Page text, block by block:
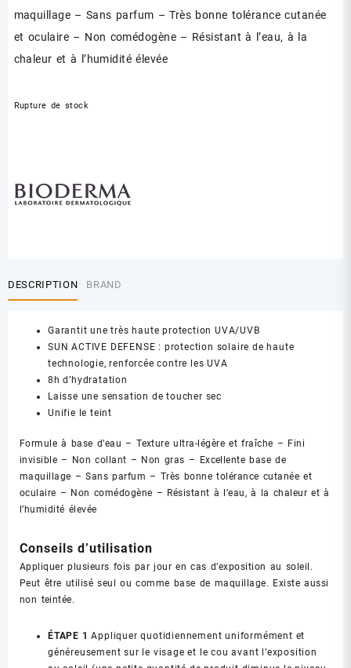
maquillage – Sans parfum – Très bonne tolérance cutanée
et oculaire – Non comédogène – Résistant à l’eau, à la
chaleur et à l’humidité élevée
Rupture de stock
DESCRIPTION BRAND
Garantit une très haute protection UVA/UVB
SUN ACTIVE DEFENSE : protection solaire de haute
technologie, renforcée contre les UVA
8h d’hydratation
Laisse une sensation de toucher sec
Unifie le teint
Formule à base d’eau – Texture ultra-légère et fraîche – Fini
invisible – Non collant – Non gras – Excellente base de
maquillage – Sans parfum – Très bonne tolérance cutanée et
oculaire – Non comédogène – Résistant à l’eau, à la chaleur et à
l’humidité élevée
Conseils d’utilisation
Appliquer plusieurs fois par jour en cas d’exposition au soleil.
Peut être utilisé seul ou comme base de maquillage. Existe aussi
non teintée.
ÉTAPE 1Appliquer quotidiennement uniformément et
généreusement sur le visage et le cou avant l’exposition